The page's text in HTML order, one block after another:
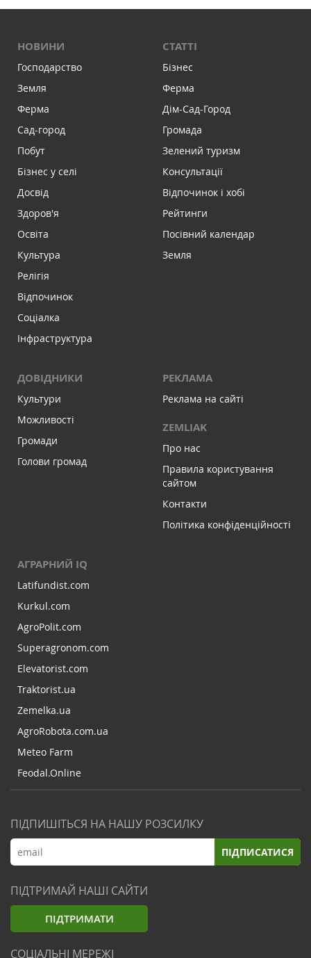
НОВИНИ
Господарство
Земля
Ферма
Сад-город
Побут
Бізнес у селі
Досвід
Здоров'я
Освіта
Культура
Релігія
Відпочинок
Соціалка
Інфраструктура
СТАТТІ
Бізнес
Ферма
Дім-Сад-Город
Громада
Зелений туризм
Консультації
Відпочинок і хобі
Рейтинги
Посівний календар
Земля
ДОВІДНИКИ
Культури
Можливості
Громади
Голови громад
РЕКЛАМА
Реклама на сайті
ZEMLIAK
Про нас
Правила користування
сайтом
Контакти
Політика конфіденційності
АГРАРНИЙ IQ
Latifundist.com
Kurkul.com
AgroPolit.com
Superagronom.com
Elevatorist.com
Traktorist.ua
Zemelka.ua
AgroRobota.com.ua
Meteo Farm
Feodal.Online
ПІДПИШІТЬСЯ НА НАШУ РОЗСИЛКУ
ПІДПИСАТИСЯ
ПІДТРИМАЙ НАШІ САЙТИ
ПІДТРИМАТИ
СОЦІАЛЬНІ МЕРЕЖІ